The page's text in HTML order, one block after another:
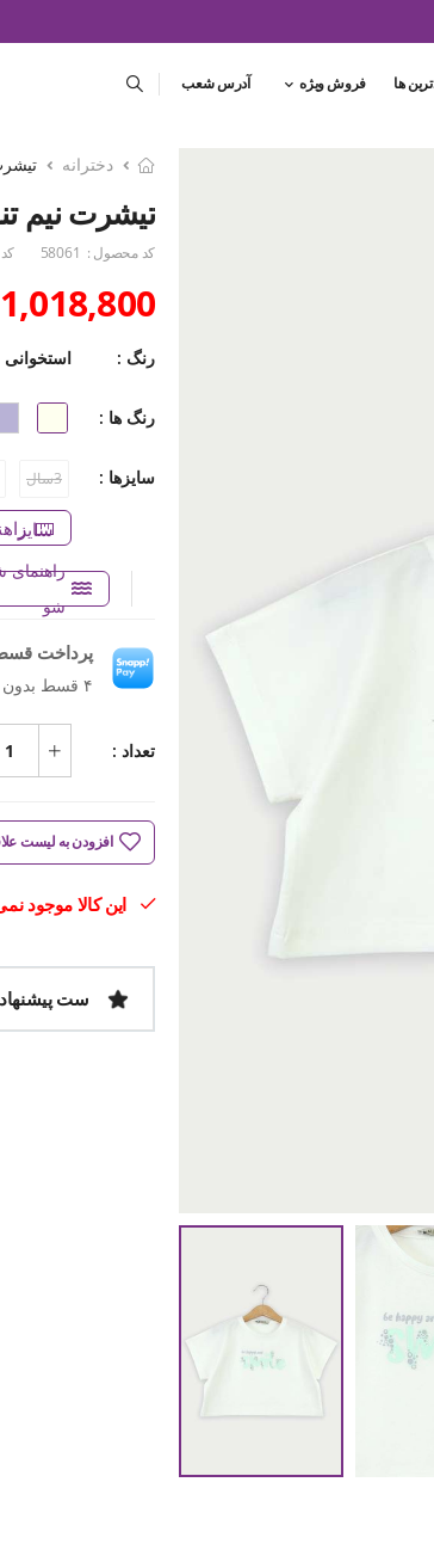
ها فروش ویژه آدرس شعب
دخترانه
تیشرت نیم تنه
کد محصول : 58061
1,018,800 تومان
رنگ : استخوانی
رنگ ها :
سایزها : 3سال
راهنمای سایز
شو
پرداخت
۴ قسط بدون کارمزد، ماهانه ۲۵۴٬۷۰۰ تومان
تعداد :
افزودن به لیست
این کالا موجود
ست